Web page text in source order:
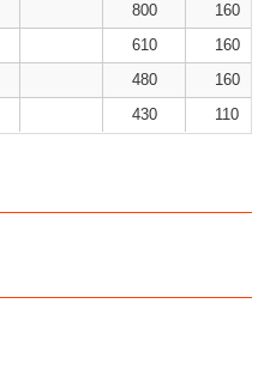
800
160
610
160
480
160
430 110